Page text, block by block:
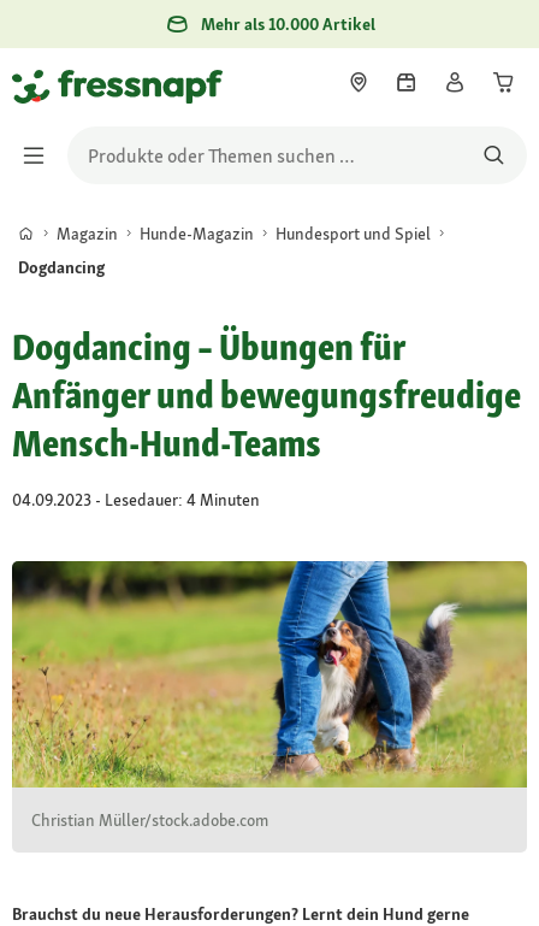
Mehr als 10.000 Artikel
Magazin Hunde-Magazin
Hundesport und Spiel
Dogdancing
Dogdancing – Übungen für
Anfänger und bewegungsfreudige
Mensch-Hund-Teams
04.09.2023 - Lesedauer: 4 Minuten
Christian Müller/stock.adobe.com
Brauchst du neue Herausforderungen? Lernt dein Hund gerne